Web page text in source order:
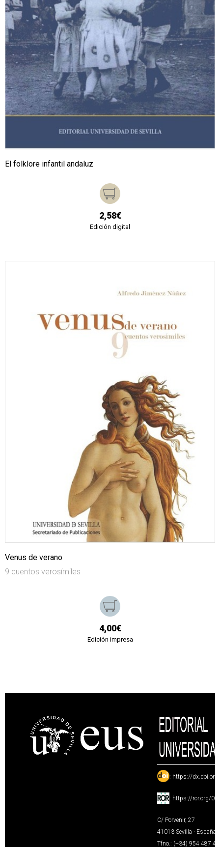
El folklore infantil andaluz
2,58€
Edición digital
Venus de verano
9 cuentos verosímiles
4,00€
Edición impresa
: https://
: https://ror.org/
C/ Porvenir, 27
41013 Sevilla · España
Tfno.: (+34) 954 487